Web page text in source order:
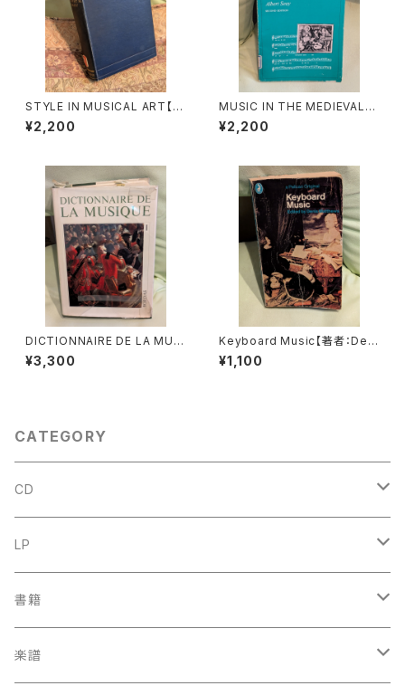
STYLE IN MUSICAL ART【著
者：C. HUBERT H.PARRY】出
版社：MACMILLAN AND CO,
¥2,200
MUSIC IN THE MEDIEVAL
WORLD【著者：Albert Seay】
出版社：PRENTICE-HALL, IN
¥2,200
DICTIONNAIRE DE LA MUSI
QUE Ⅰ :les mens et leurs
œuvres『音楽辞典：人物とその
¥3,300
Keyboard Music【著者：Deni
s Matthews】出版社：a DPeli
can Original 1972年
¥1,100
CATEGORY
CD
古楽
中古CD
鍋島元子関連CD
古楽以外
中古CD
LP
古楽
中古LP
古楽以外
書籍
古楽関係
楽譜